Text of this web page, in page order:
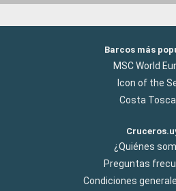
Barcos más
MSC World
Icon of the
Costa
¿Quiénes
Preguntas
Condiciones